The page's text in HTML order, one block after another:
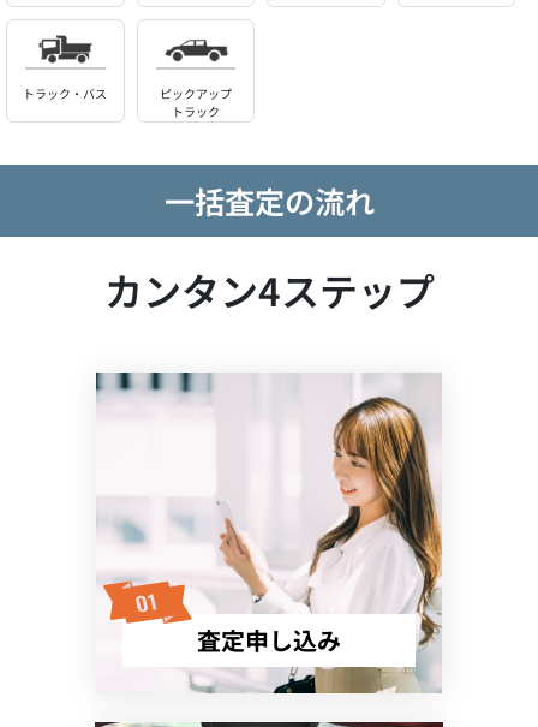
トラック・バス
ピックアップ
トラック
一括査定の流れ
カンタン4ステップ
査定申し込み